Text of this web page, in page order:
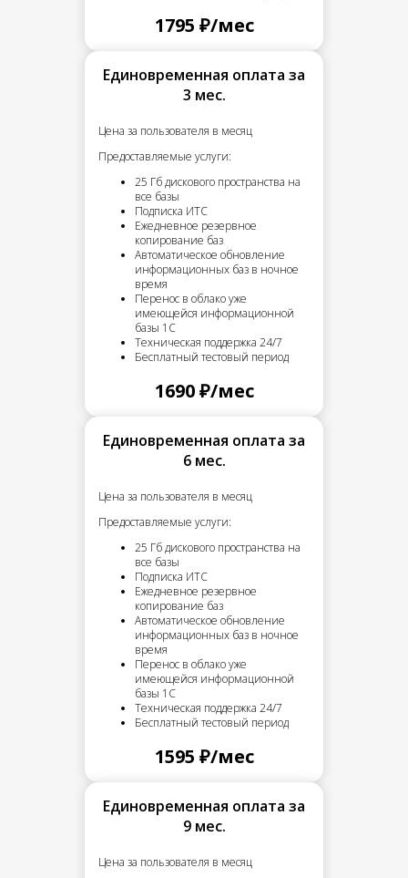
1795 ₽/мес
Единовременная оплата за
3 мес.
Цена за пользователя в месяц
Предоставляемые услуги:
25 Гб дискового пространства на
все базы
Подписка ИТС
Ежедневное резервное
копирование баз
Автоматическое обновление
информационных баз в ночное
время
Перенос в облако уже
имеющейся информационной
базы 1С
Техническая поддержка 24/7
Бесплатный тестовый период
1690 ₽/мес
Единовременная оплата за
6 мес.
Цена за пользователя в месяц
Предоставляемые услуги:
25 Гб дискового пространства на
все базы
Подписка ИТС
Ежедневное резервное
копирование баз
Автоматическое обновление
информационных баз в ночное
время
Перенос в облако уже
имеющейся информационной
базы 1С
Техническая поддержка 24/7
Бесплатный тестовый период
1595 ₽/мес
Единовременная оплата за
9 мес.
Цена за пользователя в месяц